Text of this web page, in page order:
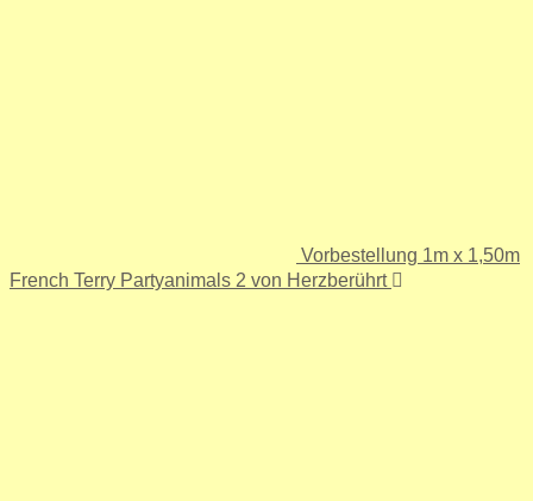
Vorbestellung 1m x 1,50m
French Terry Partyanimals 2 von Herzberührt